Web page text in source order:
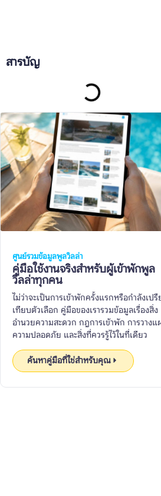
สารบัญ
ศูนย์รวมข้อมูลพูลวิลล่า
คู่มือใช้งานจริงสำหรับผู้เข้าพักพูล
วิลล่าทุกคน
ไม่ว่าจะเป็นการเข้าพักครั้งแรกหรือกำลังเปรี
เทียบตัวเลือก คู่มือของเรารวมข้อมูลเรื่องสิ่ง
อำนวยความสะดวก กฎการเข้าพัก การวางแ
ความปลอดภัย และสิ่งที่ควรรู้ไว้ในที่เดียว
ค้นหาคู่มือที่ใช่สำหรับคุณ